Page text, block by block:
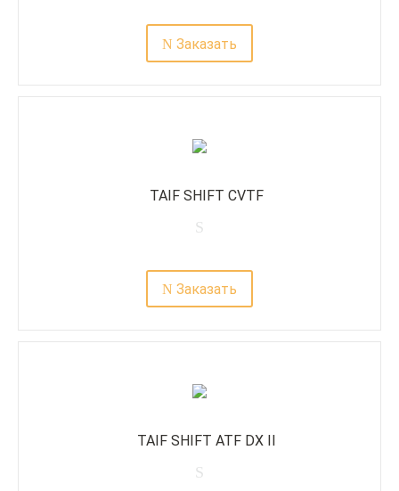
Заказать
TAIF SHIFT CVTF
Заказать
TAIF SHIFT ATF DX II